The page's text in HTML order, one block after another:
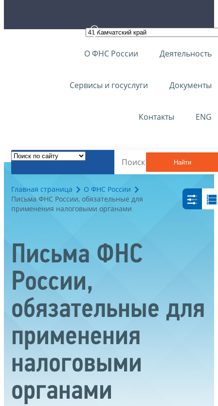
О ФНС России Деятельность
Сервисы и госуслуги Документы
Контакты ENG
Найти
Главная страница
О ФНС России
Письма ФНС России, обязательные для
применения налоговыми органами
Письма ФНС
России,
обязательные для
применения
налоговыми
органами